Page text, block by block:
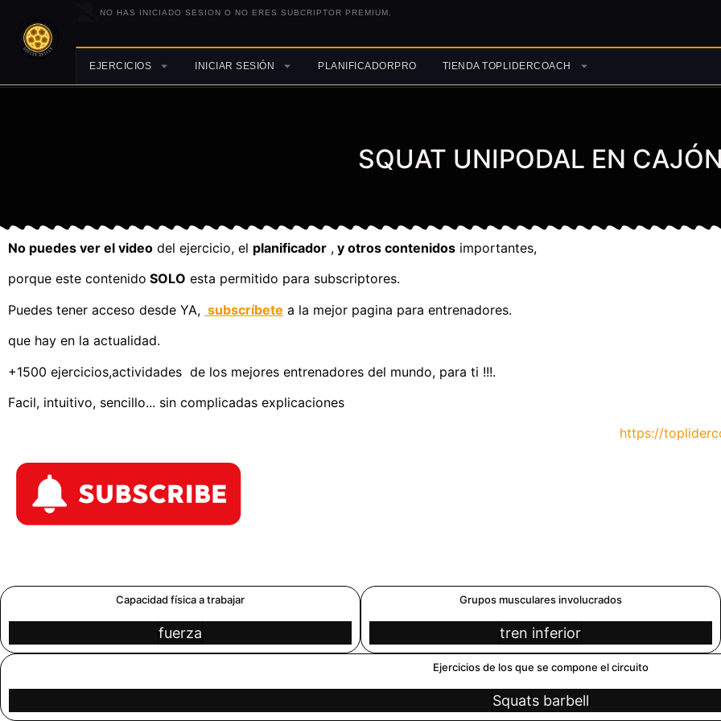
NO HAS INICIADO SESION O NO ERES SUBCRIPTOR PREMIUM.
EJERCICIOS INICIAR SESIÓN PLANIFICADORPRO TIENDA TOPLIDERCOACH
SQUAT UNIPODAL EN
No puedes ver el video del ejercicio, el planificador , y otros contenidos importantes,
porque este contenido SOLO esta permitido para subscriptores.
Puedes tener acceso desde YA, subscríbete a la mejor pagina para entrenadores.
que hay en la actualidad.
+1500 ejercicios,actividades de los mejores entrenadores del mundo, para ti !!!.
Facil, intuitivo, sencillo... sin complicadas explicaciones
https://
Capacidad física a trabajar
fuerza
Grupos musculares involucrados
tren inferior
Ejercicios de los que se compone el circuito
Squats barbell